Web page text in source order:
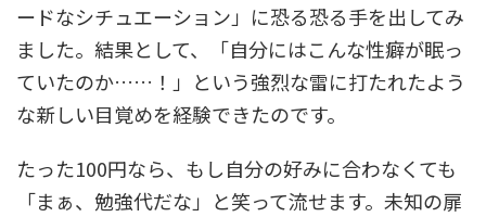
ードなシチュエーション」に恐る恐る手を出してみ
ました。結果として、「自分にはこんな性癖が眠っ
ていたのか……！」という強烈な雷に打たれたよう
な新しい目覚めを経験できたのです。
たった100円なら、もし自分の好みに合わなくても
「まぁ、勉強代だな」と笑って流せます。未知の扉